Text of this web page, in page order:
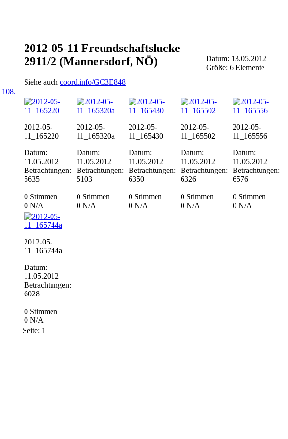
108.
2012-05-11 Freundschaftslucke
2911/2 (Mannersdorf, NÖ)
Siehe auch coord.info/GC3E848
Datum: 13.05.2012
Größe: 6 Elemente
2012-05-
11_165220
Datum:
11.05.2012
Betrachtungen:
5635
0 Stimmen
0 N/A
2012-05-
11_165320a
Datum:
11.05.2012
Betrachtungen:
5103
0 Stimmen
0 N/A
2012-05-
11_165430
Datum:
11.05.2012
Betrachtungen:
6350
0 Stimmen
0 N/A
2012-05-
11_165502
Datum:
11.05.2012
Betrachtungen:
6326
0 Stimmen
0 N/A
2012-05-
11_165556
Datum:
11.05.2012
Betrachtungen:
6576
0 Stimmen
0 N/A
2012-05-
11_165744a
Datum:
11.05.2012
Betrachtungen:
6028
0 Stimmen
0 N/A
Seite: 1